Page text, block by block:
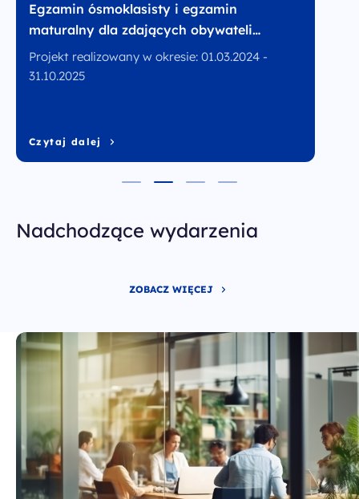
Egzamin ósmoklasisty i egzamin
maturalny dla zdających obywateli
Ukrainy
Projekt realizowany w okresie: 01.03.2024 -
31.10.2025
Czytaj dalej
Nadchodzące wydarzenia
ZOBACZ WIĘCEJ